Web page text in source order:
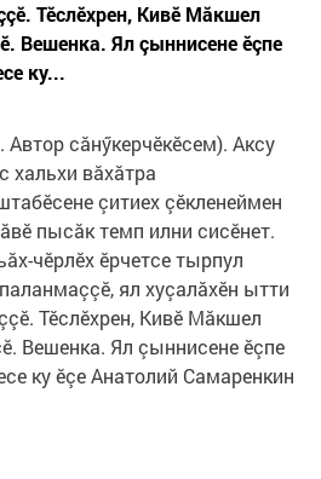
Тӗслӗхрен, Кивӗ Мăкшел
Вешенка. Ял çыннисене ӗçпе
ку...
сăнӳкерчӗкӗсем). Аксу
хальхи вăхăтра
çитиех çӗкленеймен
пысăк темп илни сисӗнет.
чӗрлӗх ӗрчетсе тырпул
ял хуçалăхӗн ытти
Тӗслӗхрен, Кивӗ Мăкшел
Вешенка. Ял çыннисене ӗçпе
ку ӗçе Анатолий Самаренкин